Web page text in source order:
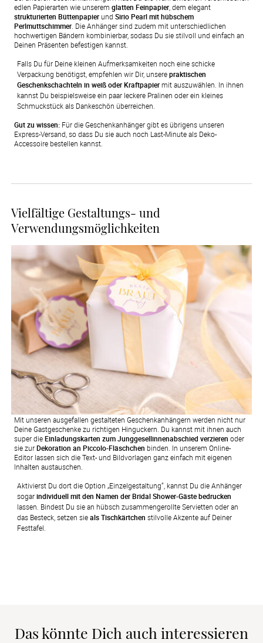
edlen Papierarten wie unserem glatten Feinpapier, dem elegant
strukturierten Büttenpapierund Sirio Pearl mit hübschem
Perlmuttschimmer. Die Anhänger sind zudem mit unterschiedlichen
hochwertigen Bändern kombinierbar, sodass Du sie stilvoll und einfach an
Deinen Präsenten befestigen kannst.
Falls Du für Deine kleinen Aufmerksamkeiten noch eine schicke
Verpackung benötigst, empfehlen wir Dir, unsere praktischen
Geschenkschachteln in weiß oder Kraftpapier mit auszuwählen. In ihnen
kannst Du beispielsweise ein paar leckere Pralinen oder ein kleines
Schmuckstück als Dankeschön überreichen.
Gut zu wissen:Für die Geschenkanhänger gibt es übrigens unseren
Express-Versand, so dass Du sie auch noch Last-Minute als Deko-
Accessoire bestellen kannst.
Vielfältige Gestaltungs- und
Verwendungsmöglichkeiten
Mit unseren ausgefallen gestalteten Geschenkanhängern werden nicht nur
Deine Gastgeschenke zu richtigen Hinguckern. Du kannst mit ihnen auch
super dieEinladungskarten zum Junggesellinnenabschied verzieren oder
sie zurDekoration an Piccolo-Fläschchen binden. In unserem Online-
Editor lassen sich die Text- und Bildvorlagen ganz einfach mit eigenen
Inhalten austauschen.
Aktivierst Du dort die Option „Einzelgestaltung“, kannst Du die Anhänger
sogar individuell mit den Namen der Bridal Shower-Gäste bedrucken
lassen. Bindest Du sie an hübsch zusammengerollte Servietten oder an
das Besteck, setzen sie als Tischkärtchen stilvolle Akzente auf Deiner
Festtafel.
Das könnte Dich auch interessieren